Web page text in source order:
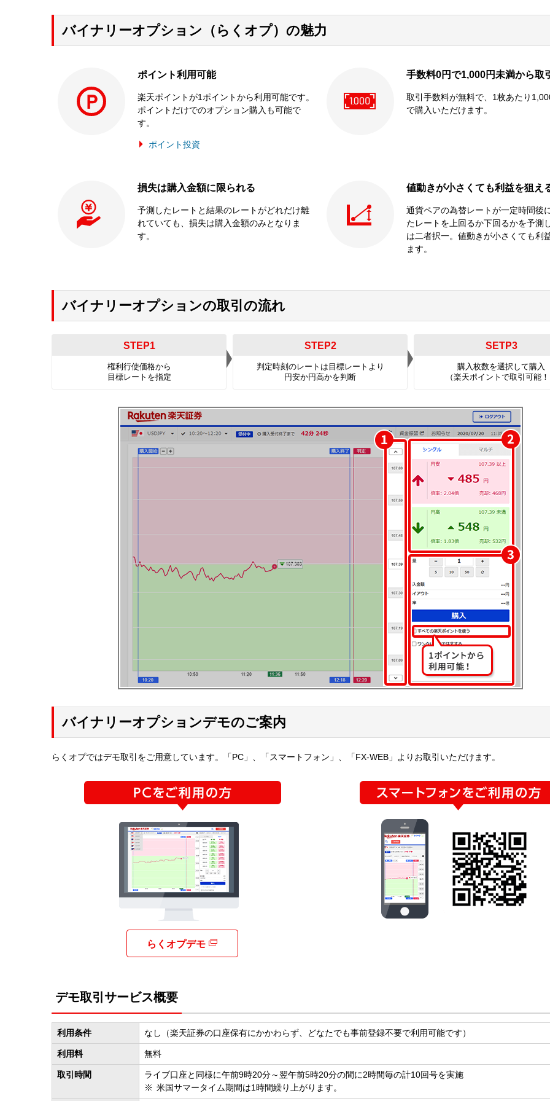
バイナリーオプション（らくオプ）の魅力
ポイント利用可能
楽天ポイントが1ポイントから利用可能です。
ポイントだけでのオプション購入も可能で
す。
ポイント投資
手数料0円で1,000円未満から取
取引手数料が無料で、1枚あたり
で購入いただけます。
損失は購入金額に限られる
予測したレートと結果のレートがどれだけ離
れていても、損失は購入金額のみとなりま
す。
値動きが小さくても利益を狙え
通貨ペアの為替レートが一定時間後
たレートを上回るか下回るかを予測
は二者択一。値動きが小さくても利
ます。
バイナリーオプションの取引の流れ
STEP1
権利行使価格から
目標レートを指定
STEP2
判定時刻のレートは目標レートより
円安か円高かを判断
SETP3
購入枚数を選択して購入
（楽天ポイントで取引可能
バイナリーオプションデモのご案内
らくオプではデモ取引をご用意しています。「PC」、「スマートフォン」、「FX-WEB」よりお取引いただけます。
らくオプデモ
デモ取引サービス概要
利用条件 なし（楽天証券の口座保有にかかわらず、どなたでも事前登録不要で利用可能です）
利用料 無料
取引時間
ライブ口座と同様に午前9時20分～翌午前5時20分の間に2時間毎の計10回号を実施
米国サマータイム期間は1時間繰り上がります。